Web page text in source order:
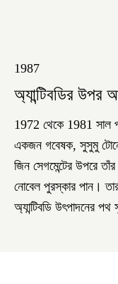
1987
অ্যান্টিবডির
1972 থেকে 1981 সাল
একজন গবেষক, সুসুমু
জিন সেগমেন্টের উপরে
নোবেল পুরস্কার পান।
অ্যান্টিবডি উৎপাদনের